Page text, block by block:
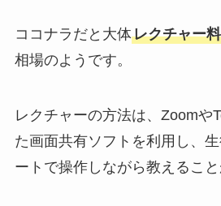
ココナラだと大体レクチャー
相場のようです。
レクチャーの方法は、Zoomや
た画面共有ソフトを利用し、
ートで操作しながら教えること